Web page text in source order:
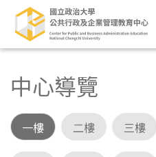
中心導覽
一樓 二樓 三樓